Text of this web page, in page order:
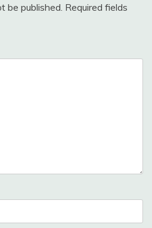
be published. Required fields